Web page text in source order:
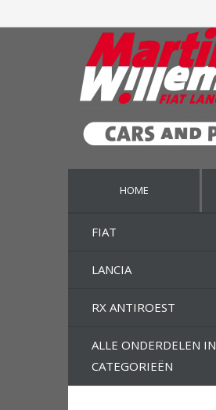
HOME
FIAT
LANCIA
RX ANTIROEST
ALLE ONDERDELEN IN
CATEGORIEËN